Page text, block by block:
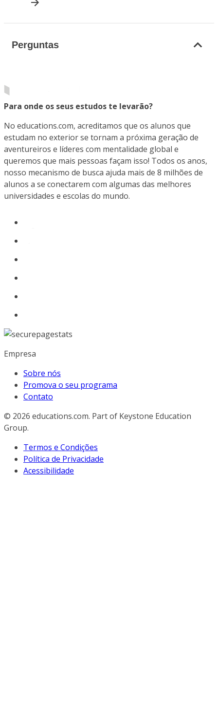
Perguntas
Para onde os seus estudos te levarão?
No educations.com, acreditamos que os alunos que
estudam no exterior se tornam a próxima geração de
aventureiros e líderes com mentalidade global e
queremos que mais pessoas façam isso! Todos os anos,
nosso mecanismo de busca ajuda mais de 8 milhões de
alunos a se conectarem com algumas das melhores
universidades e escolas do mundo.
Empresa
Sobre nós
Promova o seu programa
Contato
© 2026 educations.com. Part of Keystone Education
Group.
Termos e Condições
Política de Privacidade
Acessibilidade